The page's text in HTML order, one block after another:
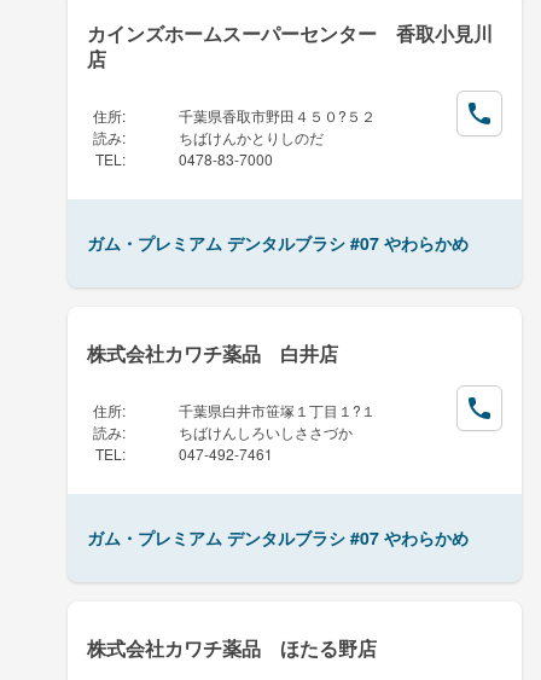
カインズホームスーパーセンター 香取小見川
店
住所:
千葉県香取市野田４５０?５２
読み:
ちばけんかとりしのだ
TEL : 0478-83-7000
ガム・プレミアム デンタルブラシ #07 やわらかめ
株式会社カワチ薬品 白井店
住所:
千葉県白井市笹塚１丁目１?１
読み:
ちばけんしろいしささづか
TEL : 047-492-7461
ガム・プレミアム デンタルブラシ #07 やわらかめ
株式会社カワチ薬品 ほたる野店